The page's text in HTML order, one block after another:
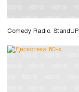
Comedy Radio. StandUP